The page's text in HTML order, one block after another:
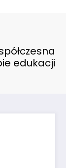
edukacji